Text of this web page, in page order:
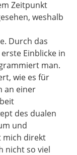
Zeitpunkt
weshalb
Durch das
Einblicke in
man.
wie es für
an einer
des dualen
und
mich direkt
nicht so viel